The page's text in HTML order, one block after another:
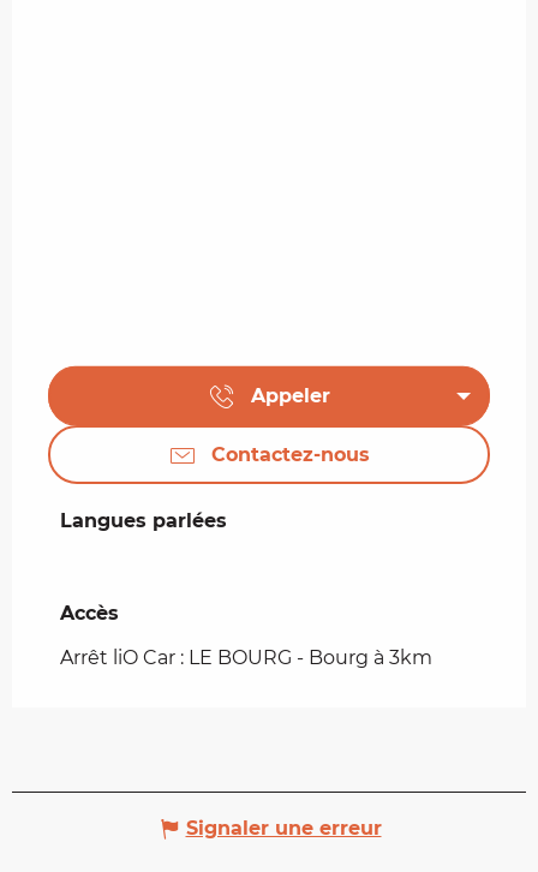
Appeler
Contactez-nous
Langues parlées
Langues parlées
Accès
Accès
Arrêt liO Car : LE BOURG - Bourg à 3km
Signaler une erreur